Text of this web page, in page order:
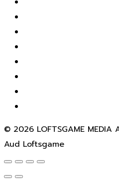
© 2026 LOFTSGAME
Aud Loftsgame